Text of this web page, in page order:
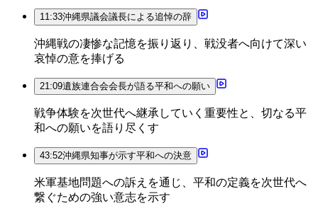
11:33沖縄県議会議長による追悼の辞
沖縄戦の凄惨な記憶を振り返り、戦没者へ向けて深い
哀悼の意を捧げる
21:09遺族連合会会長が語る平和への願い
戦争体験を次世代へ継承していく重要性と、切なる平
和への願いを語り尽くす
43:52沖縄県知事が示す平和への決意
米軍基地問題への訴えを通じ、平和の定義を次世代へ
繋ぐための強い意志を示す